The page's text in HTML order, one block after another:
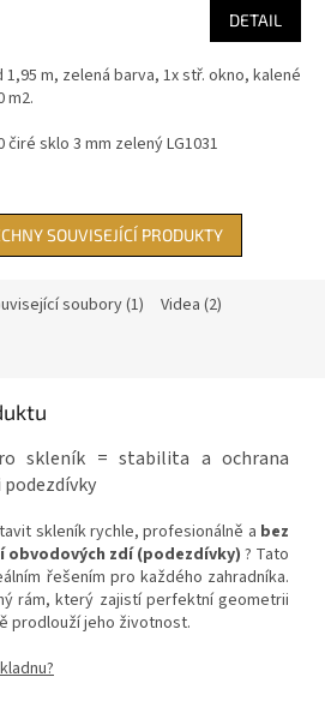
DETAIL
m, zelená barva, 1x stř. okno, kalené
m2.
čiré sklo 3 mm zelený LG1031
SOUVISEJÍCÍ PRODUKTY
soubory (1) Videa (2)
skleník = stabilita a ochrana
skleník rychle, profesionálně a bez
obvodových zdí (podezdívky) ? Tato
řešením pro každého zahradníka.
rám, který zajistí perfektní geometrii
prodlouží jeho životnost.